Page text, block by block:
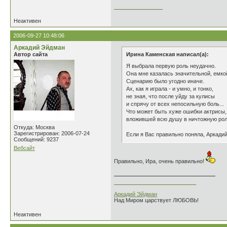
Неактивен
2006-09-27 10:48:06
Аркадий Эйдман
Автор сайта
Откуда: Москва
Зарегистрирован: 2006-07-24
Сообщений: 9237
Вебсайт
Ирина Каменская написал(а):
Я выбрала первую роль неудачно.
Она мне казалась значительной,
Сценарию было угодно иначе.
Ах, как я играла - и умно, и тонко,
не зная, что после уйду за кулисы
и спрячу от всех непосильную боль...
Что может быть хуже ошибки актрисы,
вложившей всю душу в ничтожную
Если я Вас правильно поняла, Аркадий
Правильно, Ира, очень правильно!
Аркадий Эйдман
Над Миром царствует ЛЮБОВЬ!
Неактивен